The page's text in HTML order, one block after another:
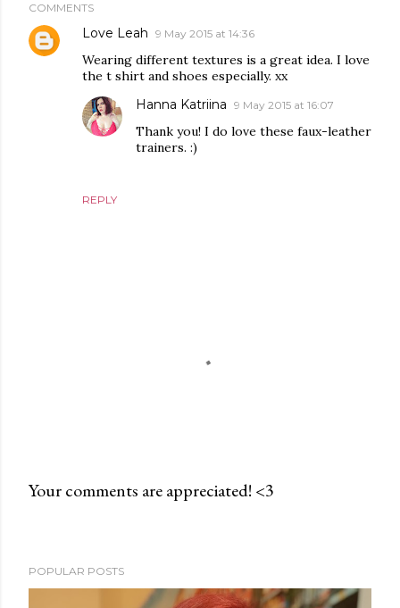
COMMENTS
Love Leah 9 May 2015 at 14:36
Wearing different textures is a great idea. I love
the t shirt and shoes especially. xx
REPLY
Hanna Katriina 9 May 2015 at 16:07
Thank you! I do love these faux-leather
trainers. :)
t
Your comments are appreciated! <3
POPULAR POSTS